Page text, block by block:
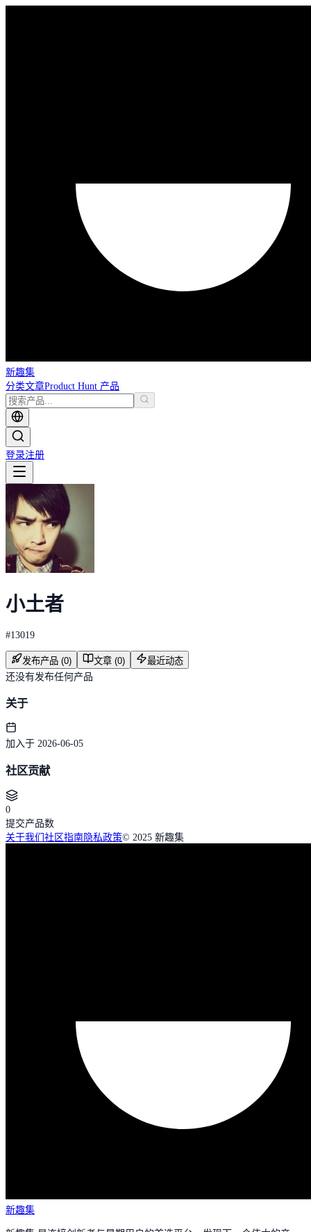
新趣集
分类文章Product Hunt 产品
登录注册
小土者
#13019
发布产品 (0) 文章 (0)
最近动态
还没有发布任何产品
关于
加入于 2026-06-05
社区贡献
0
提交产品数
关于我们 社区指南隐私政策© 2025 新趣集
新趣集